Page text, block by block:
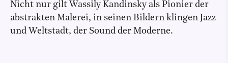
Nicht nur gilt Wassily Kandinsky als Pionier der
abstrakten Malerei, in seinen Bildern klingen Jazz
und Weltstadt, der Sound der Moderne.